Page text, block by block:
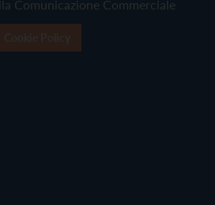
Comunicazione Commerciale